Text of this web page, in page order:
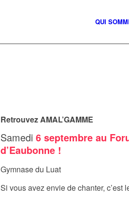
QUI
Retrouvez AMAL’GAMME
Samedi 6 septembre au
d’Eaubonne !
Gymnase du Luat
Si vous avez envie de chanter, c’est